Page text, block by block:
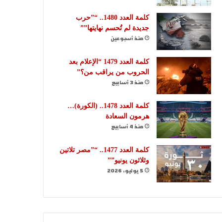
كلمة العدد 1480.. “”حرب
جديدة لم تُحسم نهايتها””
منذ أسبوعين
كلمة العدد 1479 “الإعلام بعد
الحروب من يراقب من؟”
منذ 3 أسابيع
كلمة العدد 1478.. (الكورة)…
هرمون السعادة
منذ 4 أسابيع
كلمة العدد 1477.. “”مصر تلاتين
وثلاثون يونيو””
5 يوليو، 2026